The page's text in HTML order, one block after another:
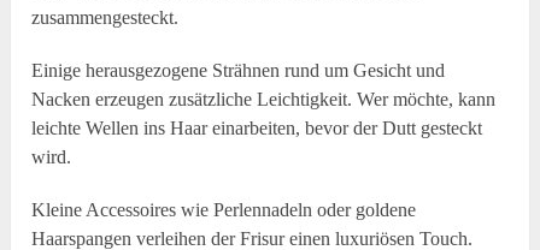
zusammengesteckt.
Einige herausgezogene Strähnen rund um Gesicht und
Nacken erzeugen zusätzliche Leichtigkeit. Wer möchte, kann
leichte Wellen ins Haar einarbeiten, bevor der Dutt gesteckt
wird.
Kleine Accessoires wie Perlennadeln oder goldene
Haarspangen verleihen der Frisur einen luxuriösen Touch.